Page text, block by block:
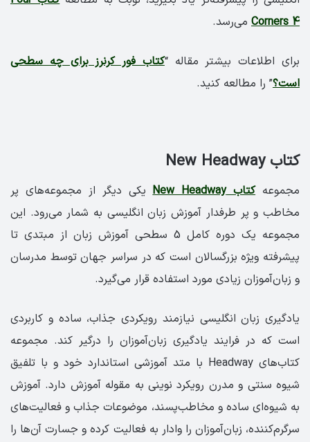
Corners 4 می‌رسد.
برای اطلاعات بیشتر مقاله “کتاب فور کرنرز برای چه سطحی
است؟” را مطالعه کنید.
کتاب New Headway
مجموعهکتاب New Headway
یکی دیگر از مجموعه‌های پر
مخاطب و پر طرفدار آموزش زبان انگلیسی به شمار می‌رود. این
مجموعه یک دوره کامل 5 سطحی آموزش زبان از مبتدی تا
پیشرفته ویژه بزرگسالان است که در سراسر جهان توسط مدرسان
و زبان‌آموزان زیادی مورد استفاده قرار می‌گیرد.
یادگیری زبان انگلیسی نیازمند رویکردی جذاب، ساده و کاربردی
است که در فرایند یادگیری زبان‌آموزان را درگیر کند. مجموعه
کتاب‌های Headway با متد آموزشی استاندارد خود و با تلفیق
شیوه سنتی و مدرن رویکرد نوینی به مقوله آموزش دارد. آموزش
به شیوه‌ای ساده و مخاطب‌پسند، موضوعات جذاب و فعالیت‌های
سرگرم‌کننده، زبان‌آموزان را وادار به فعالیت کرده و جسارت آن‌ها را